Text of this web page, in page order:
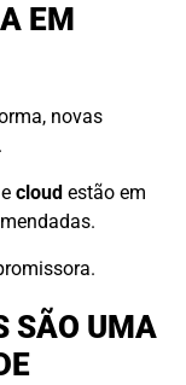
EM
novas
e cloud estão em
SÃO UMA